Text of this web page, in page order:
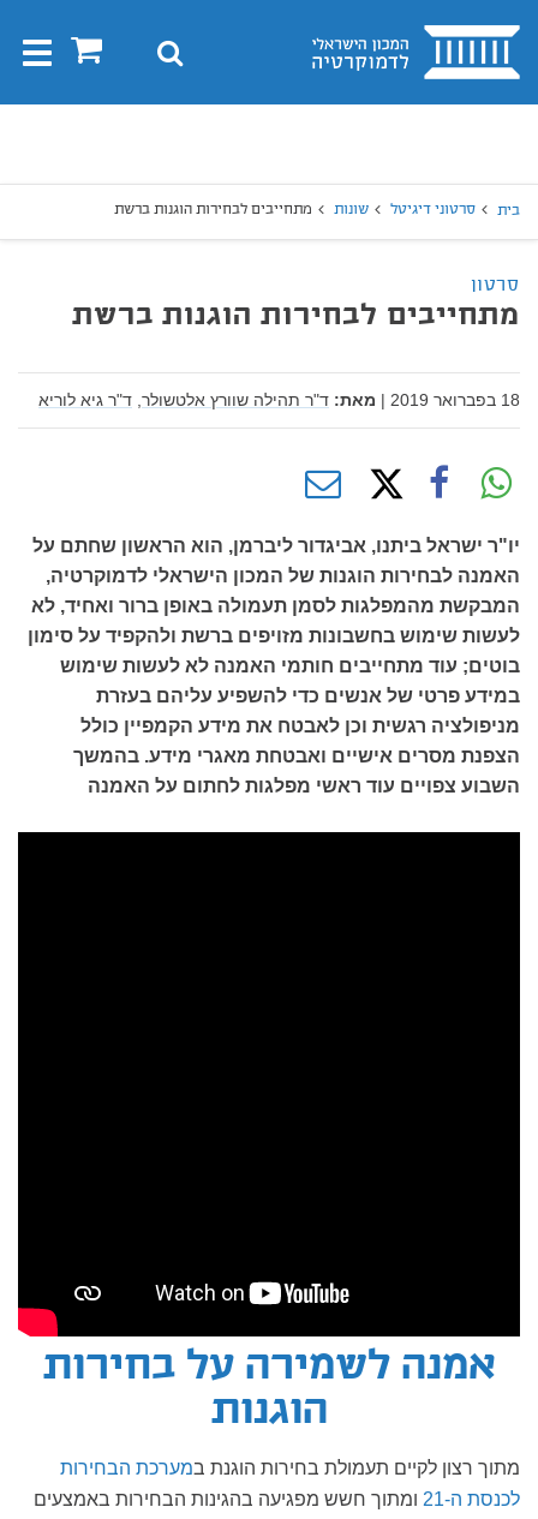
בית 0 חיפוש
בית סרטוני דיגיטל שונות מתחייבים לבחירות הוגנות ברשת
סרטון
מתחייבים לבחירות הוגנות ברשת
18 בפברואר 2019 | מאת: ד"ר תהילה שוורץ אלטשולר, ד"ר גיא לוריא
יו"ר ישראל ביתנו, אביגדור ליברמן, הוא הראשון שחתם על
האמנה לבחירות הוגנות של המכון הישראלי לדמוקרטיה,
המבקשת מהמפלגות לסמן תעמולה באופן ברור ואחיד, לא
לעשות שימוש בחשבונות מזויפים ברשת ולהקפיד על סימון
בוטים; עוד מתחייבים חותמי האמנה לא לעשות שימוש
במידע פרטי של אנשים כדי להשפיע עליהם בעזרת
מניפולציה רגשית וכן לאבטח את מידע הקמפיין כולל
הצפנת מסרים אישיים ואבטחת מאגרי מידע. בהמשך
השבוע צפויים עוד ראשי מפלגות לחתום על האמנה
אמנה לשמירה על בחירות
הוגנות
מתוך רצון לקיים תעמולת בחירות הוגנת במערכת הבחירות
לכנסת ה-21
ומתוך חשש מפגיעה בהגינות הבחירות באמצעים